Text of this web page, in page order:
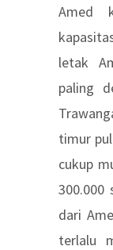
Amed
letak
paling
timur
cukup
300.000
dari
terlalu